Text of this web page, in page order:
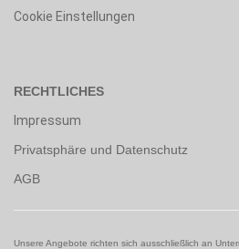
Cookie Einstellungen
RECHTLICHES
Impressum
Privatsphäre und Datenschutz
AGB
Unsere Angebote richten sich ausschließlich an